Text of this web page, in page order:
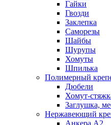
Гайки
Гвозди
Заклепка
Саморезы
Шайбы
Шурупы
Хомуты
Шпилька
Полимерный
Дюбели
Хомут-
Заглушка,
Нержавеющий
Анкера А2